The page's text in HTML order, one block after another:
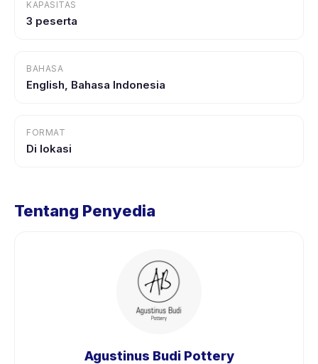
KAPASITAS
3 peserta
BAHASA
English, Bahasa Indonesia
FORMAT
Di lokasi
Tentang Penyedia
Agustinus Budi Pottery